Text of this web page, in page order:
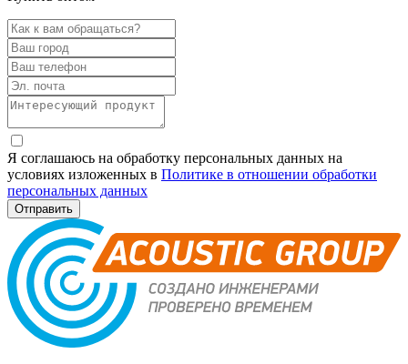
Я соглашаюсь на обработку персональных данных на
условиях изложенных в Политике в отношении обработки
персональных данных